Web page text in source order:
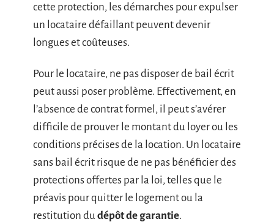
cette protection, les démarches pour expulser
un locataire défaillant peuvent devenir
longues et coûteuses.
Pour le locataire, ne pas disposer de bail écrit
peut aussi poser problème. Effectivement, en
l’absence de contrat formel, il peut s’avérer
difficile de prouver le montant du loyer ou les
conditions précises de la location. Un locataire
sans bail écrit risque de ne pas bénéficier des
protections offertes par la loi, telles que le
préavis pour quitter le logement ou la
restitution dudépôt de garantie.